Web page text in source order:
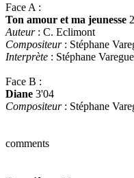
Face A :
Ton amour et ma jeunesse
Auteur: C. Eclimont
Compositeur: Stéphane
Interprète : Stéphane
Face B :
Diane 3'04
Compositeur: Stéphane
comments